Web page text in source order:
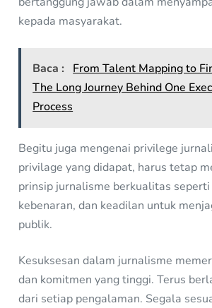
kepada masyarakat.
Baca :
From Talent Mapping to
The Long Journey Behind One
Process
Begitu juga mengenai privilege
privilage yang didapat, harus tetap
prinsip jurnalisme berkualitas
kebenaran, dan keadilan untuk
publik.
Kesuksesan dalam jurnalisme
dan komitmen yang tinggi. Terus
dari setiap pengalaman. Segala